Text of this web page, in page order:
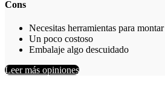
Cons
Necesitas herramientas para montar
Un poco costoso
Embalaje algo descuidado
Leer más opiniones